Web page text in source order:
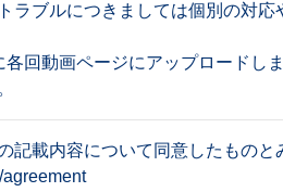
ラブルにつきましては個別の対応
回動画ページにアップロードし
記載内容について同意したものと